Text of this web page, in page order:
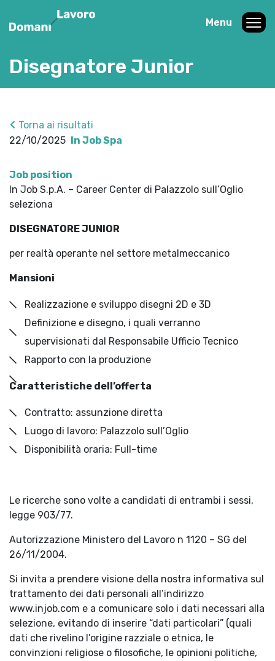
Menu
Disegnatore Junior
Torna ai risultati
22/10/2025 In Job Spa
Job position
In Job S.p.A. – Career Center di Palazzolo sull’Oglio
seleziona
DISEGNATORE JUNIOR
per realtà operante nel settore metalmeccanico
Mansioni
Realizzazione e sviluppo disegni 2D e 3D
Definizione e disegno, i quali verranno
supervisionati dal Responsabile Ufficio Tecnico
Rapporto con la produzione
Caratteristiche dell’offerta
Contratto: assunzione diretta
Luogo di lavoro: Palazzolo sull’Oglio
Disponibilità oraria: Full-time
Le ricerche sono volte a candidati di entrambi i sessi,
legge 903/77.
Autorizzazione Ministero del Lavoro n 1120 – SG del
26/11/2004.
Si invita a prendere visione della nostra informativa sul
trattamento dei dati personali all’indirizzo
www.injob.com e a comunicare solo i dati necessari alla
selezione, evitando di inserire “dati particolari” (quali
dati che rivelino l’origine razziale o etnica, le
convinzioni religiose o filosofiche, le opinioni politiche,